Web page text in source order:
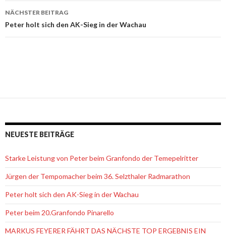
Navigation
NÄCHSTER BEITRAG
Peter holt sich den AK-Sieg in der Wachau
NEUESTE BEITRÄGE
Starke Leistung von Peter beim Granfondo der Temepelritter
Jürgen der Tempomacher beim 36. Selzthaler Radmarathon
Peter holt sich den AK-Sieg in der Wachau
Peter beim 20.Granfondo Pinarello
MARKUS FEYERER FÄHRT DAS NÄCHSTE TOP ERGEBNIS EIN